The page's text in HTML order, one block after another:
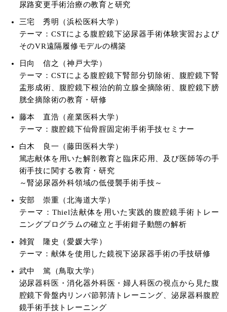
尿路変更手術治療の教育と研究
三宅 秀明（浜松医科大学）
テーマ：CSTによる腹腔鏡下泌尿器手術体験実習および
そのVR遠隔履修モデルの構築
日向 信之（神戸大学）
テーマ：CSTによる腹腔鏡下腎部分切除術、腹腔鏡下腎
盂形成術、腹腔鏡下根治的前立腺全摘除術、腹腔鏡下膀
胱全摘除術の教育・研修
藤本 直浩（産業医科大学）
テーマ：腹腔鏡下仙骨腟固定術手術手技セミナー
白木 良一（藤田医科大学）
篤志献体を用いた解剖教育と臨床応用、及び医師等の手
術手技に関する教育・研究
～腎泌尿器外科領域の低侵襲手術手技～
安部 崇重（北海道大学）
テーマ：Thiel法献体を用いた実践的腹腔鏡手術トレー
ニングプログラムの確立と手術鉗子動態の解析
雑賀 隆史（愛媛大学）
テーマ：献体を使用した鏡視下泌尿器手術の手技研修
武中 篤（鳥取大学）
泌尿器科医・消化器外科医・婦人科医の視点から見た腹
腔鏡下骨盤内リンパ節郭清トレーニング、泌尿器科腹腔
鏡手術手技トレーニング